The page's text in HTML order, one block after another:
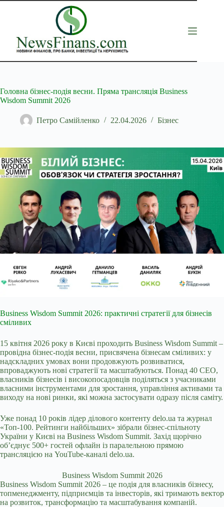
Перейти
Головна бізнес-подія весни. Пряма трансляція Business
Wisdom Summit 2026
Петро Самійленко 22.04.2026 Бізнес
Business Wisdom Summit 2026: практичні стратегії для бізнесів
сміливих
15 квітня 2026 року в Києві проходить Business Wisdom Summit –
провідна бізнес-подія весни, присвячена бізнесам сміливих: у
надскладних умовах вони продовжують розвиватися,
впроваджують нові стратегії та масштабуються. Понад 40 CEO,
власників бізнесів і високопосадовців поділяться з учасниками
власними інструментами для зростання, управління активами та
виходу на нові ринки, які можна застосувати одразу після саміту.
Уже понад 10 років лідер ділового контенту delo.ua та журнал
«Топ-100. Рейтинги найбільших» зібрали бізнес-спільноту
України у Києві на Business Wisdom Summit. Захід щорічно
об’єднує 500+ гостей офлайн із паралельною прямою
трансляцією на YouTube-каналі delo.ua.
Business Wisdom Summit 2026
Business Wisdom Summit 2026 – це подія для власників бізнесу,
топменеджменту, підприємців та інвесторів, які тримають вектор
на розвиток, трансформацію та масштабування компаній.